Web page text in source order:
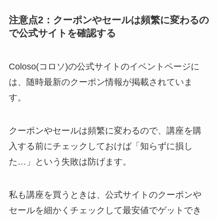
注意点2：クーポンやセールは頻繁に変わるの
で公式サイトを確認する
Coloso(コロソ)の公式サイトのイベントページに
は、随時最新のクーポン情報が掲載されていま
す。
クーポンやセールは頻繁に変わるので、講座を購
入する前にチェックしておけば「知らずに損し
た…」という失敗は防げます。
私も講座を買うときは、公式サイトのクーポンや
セールを細かくチェックして最安値でゲットでき